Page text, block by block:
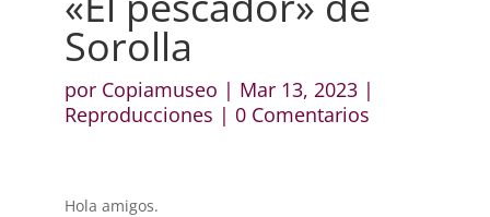
Sorolla
por Copiamuseo | Mar 13, 2023|
Reproducciones | 0 Comentarios
Hola amigos.